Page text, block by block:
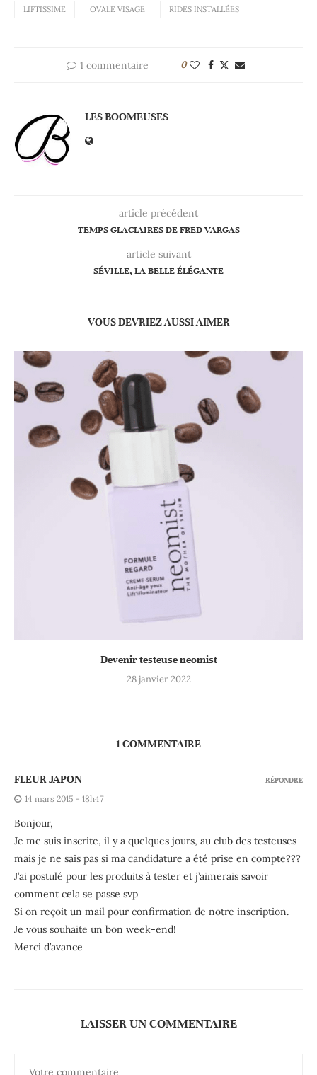
LIFTISSIME OVALE VISAGE RIDES INSTALLÉES
1 commentaire 0
LES BOOMEUSES
article précédent
TEMPS GLACIAIRES DE FRED VARGAS
article suivant
SÉVILLE, LA BELLE ÉLÉGANTE
VOUS DEVRIEZ AUSSI AIMER
Devenir testeuse neomist
28 janvier 2022
1 COMMENTAIRE
FLEUR JAPON
14 mars 2015 - 18h47
Bonjour,
Je me suis inscrite, il y a quelques jours, au club des testeuses
mais je ne sais pas si ma candidature a été prise en compte???
J’ai postulé pour les produits à tester et j’aimerais savoir
comment cela se passe svp
Si on reçoit un mail pour confirmation de notre inscription.
Je vous souhaite un bon week-end!
Merci d’avance
RÉPONDRE
LAISSER UN COMMENTAIRE